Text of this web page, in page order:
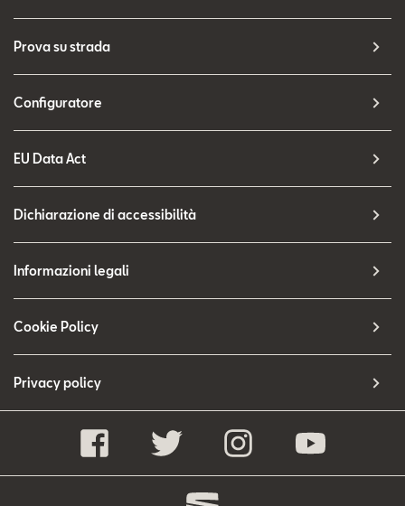
Prova su strada
Configuratore
EU Data Act
Dichiarazione di accessibilità
Informazioni legali
Cookie Policy
Privacy policy